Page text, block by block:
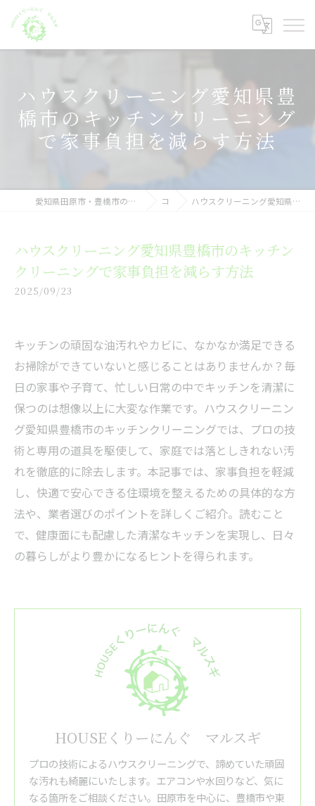
ハウスクリーニング愛知県豊
橋市のキッチンクリーニング
で家事負担を減らす方法
愛知県田原市・豊橋市のハウスクリーニングならHOUSEくりーにんぐ マルスギ コラム ハウスクリーニング愛知県豊橋市のキッチンクリーニングで家事負担を減らす方法
ハウスクリーニング愛知県豊橋市のキッチン
クリーニングで家事負担を減らす方法
2025/09/23
キッチンの頑固な油汚れやカビに、なかなか満足できる
お掃除ができていないと感じることはありませんか？毎
日の家事や子育て、忙しい日常の中でキッチンを清潔に
保つのは想像以上に大変な作業です。ハウスクリーニン
グ愛知県豊橋市のキッチンクリーニングでは、プロの技
術と専用の道具を駆使して、家庭では落としきれない汚
れを徹底的に除去します。本記事では、家事負担を軽減
し、快適で安心できる住環境を整えるための具体的な方
法や、業者選びのポイントを詳しくご紹介。読むこと
で、健康面にも配慮した清潔なキッチンを実現し、日々
の暮らしがより豊かになるヒントを得られます。
HOUSEくりーにんぐ マルスギ
プロの技術によるハウスクリーニングで、諦めていた頑固
な汚れも綺麗にいたします。エアコンや水回りなど、気に
なる箇所をご相談ください。田原市を中心に、豊橋市や東